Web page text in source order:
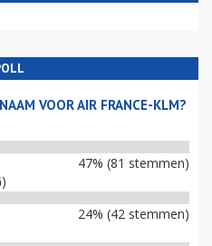
VOOR AIR FRANCE-KLM?
47% (81 stemmen)
24% (42 stemmen)